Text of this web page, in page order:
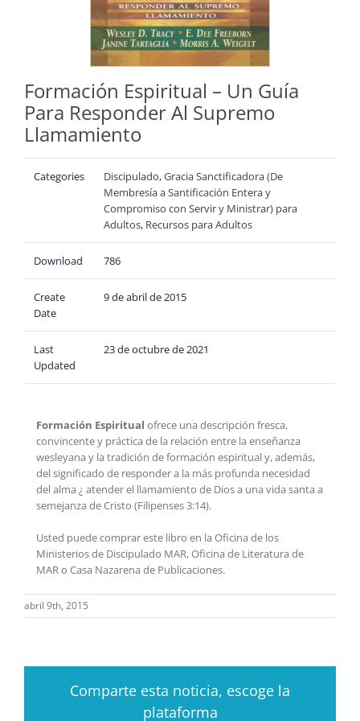
Formación Espiritual – Un Guía
Para Responder Al Supremo
Llamamiento
Categories Discipulado,Gracia Sanctificadora (De
Membresía a Santificación Entera y
Compromiso con Servir y Ministrar) para
Adultos, Recursos para Adultos
Download 786
Create
Date
9 de abril de 2015
Last
Updated
23 de octubre de 2021
Formación Espiritual ofrece una descripción fresca,
convincente y práctica de la relación entre la enseñanza
wesleyana y la tradición de formación espiritual y, además,
del significado de responder a la más profunda necesidad
del alma ¿ atender el llamamiento de Dios a una vida santa a
semejanza de Cristo (Filipenses 3:14).
Usted puede comprar este libro en la Oficina de los
Ministerios de Discipulado MAR, Oficina de Literatura de
MAR o Casa Nazarena de Publicaciones.
abril 9th, 2015
Comparte esta noticia, escoge la
plataforma